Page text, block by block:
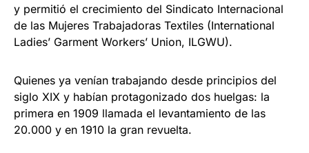
y permitió el crecimiento del Sindicato Internacional
de las Mujeres Trabajadoras Textiles (International
Ladies’ Garment Workers’ Union, ILGWU).
Quienes ya venían trabajando desde principios del
siglo XIX y habían protagonizado dos huelgas: la
primera en 1909 llamada el levantamiento de las
20.000 y en 1910 la gran revuelta.